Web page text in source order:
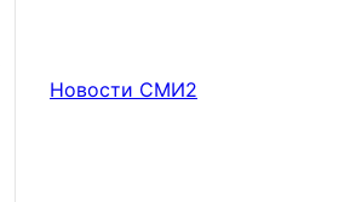
Новости СМИ2